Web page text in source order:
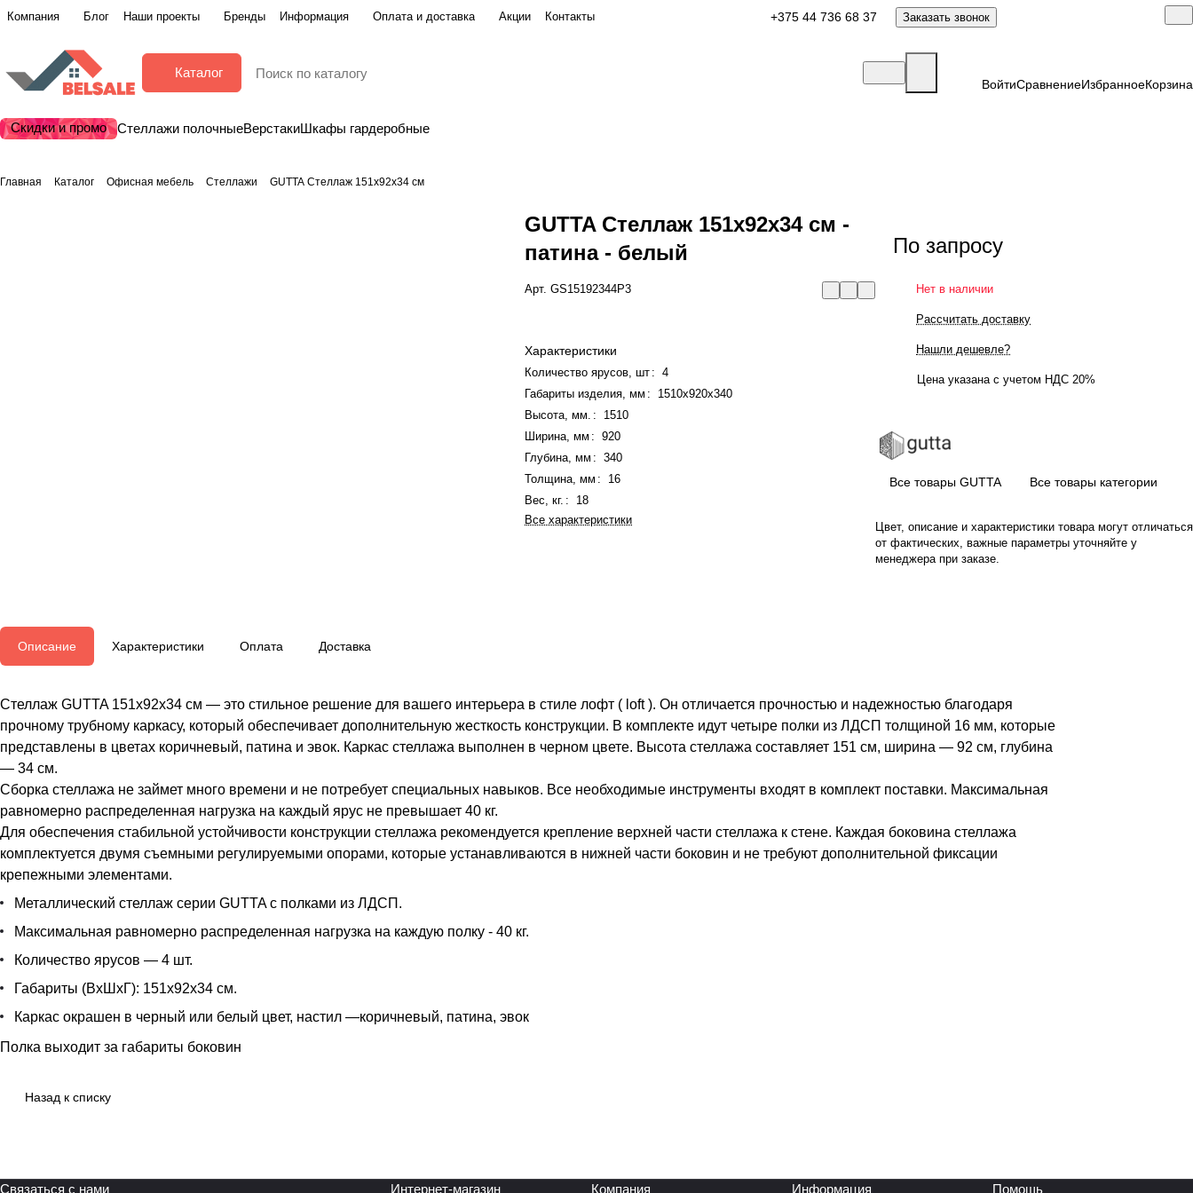
Компания Блог Наши проекты Бренды Информация Оплата и доставка Акции Контакты +375 44 736 68 37 Заказать звонок
Каталог
ВойтиСравнениеИзбранноеКорзина
Скидки и промо Стеллажи полочныеВерстакиШкафы гардеробные
Главная Каталог Офисная мебель Стеллажи GUTTA Стеллаж 151х92х34 см
GUTTA Стеллаж 151х92х34 см -
патина - белый
Арт.GS15192344P3
Характеристики
Количество ярусов, шт :
4
Габариты изделия, мм :
1510x920x340
Высота, мм. :
1510
Ширина, мм :
920
Глубина, мм :
340
Толщина, мм :
16
Вес, кг. :
18
Все характеристики
По запросу
Нет в наличии
Рассчитать доставку
Нашли дешевле?
Цена указана с учетом НДС 20%
Все товары GUTTA Все товары категории
Цвет, описание и характеристики товара могут отличаться
от фактических, важные параметры уточняйте у
менеджера при заказе.
Описание Характеристики Оплата Доставка
Стеллаж GUTTA 151х92х34 см — это стильное решение для вашего интерьера в стиле лофт ( loft ). Он отличается прочностью и надежностью благодаря
прочному трубному каркасу, который обеспечивает дополнительную жесткость конструкции. В комплекте идут четыре полки из ЛДСП толщиной 16 мм, которые
представлены в цветах коричневый, патина и эвок. Каркас стеллажа выполнен в черном цвете. Высота стеллажа составляет 151 см, ширина — 92 см, глубина
— 34 см.
Сборка стеллажа не займет много времени и не потребует специальных навыков. Все необходимые инструменты входят в комплект поставки. Максимальная
равномерно распределенная нагрузка на каждый ярус не превышает 40 кг.
Для обеспечения стабильной устойчивости конструкции стеллажа рекомендуется крепление верхней части стеллажа к стене. Каждая боковина стеллажа
комплектуется двумя съемными регулируемыми опорами, которые устанавливаются в нижней части боковин и не требуют дополнительной фиксации
крепежными элементами.
Металлический стеллаж серии GUTTA c полками из ЛДСП.
Максимальная равномерно распределенная нагрузка на каждую полку - 40 кг.
Количество ярусов — 4 шт.
Габариты (ВхШхГ): 151х92х34 см.
Каркас окрашен в черный или белый цвет, настил —коричневый, патина, эвок
Полка выходит за габариты боковин
Назад к списку
Связаться с нами Интернет-магазин Компания Информация Помощь